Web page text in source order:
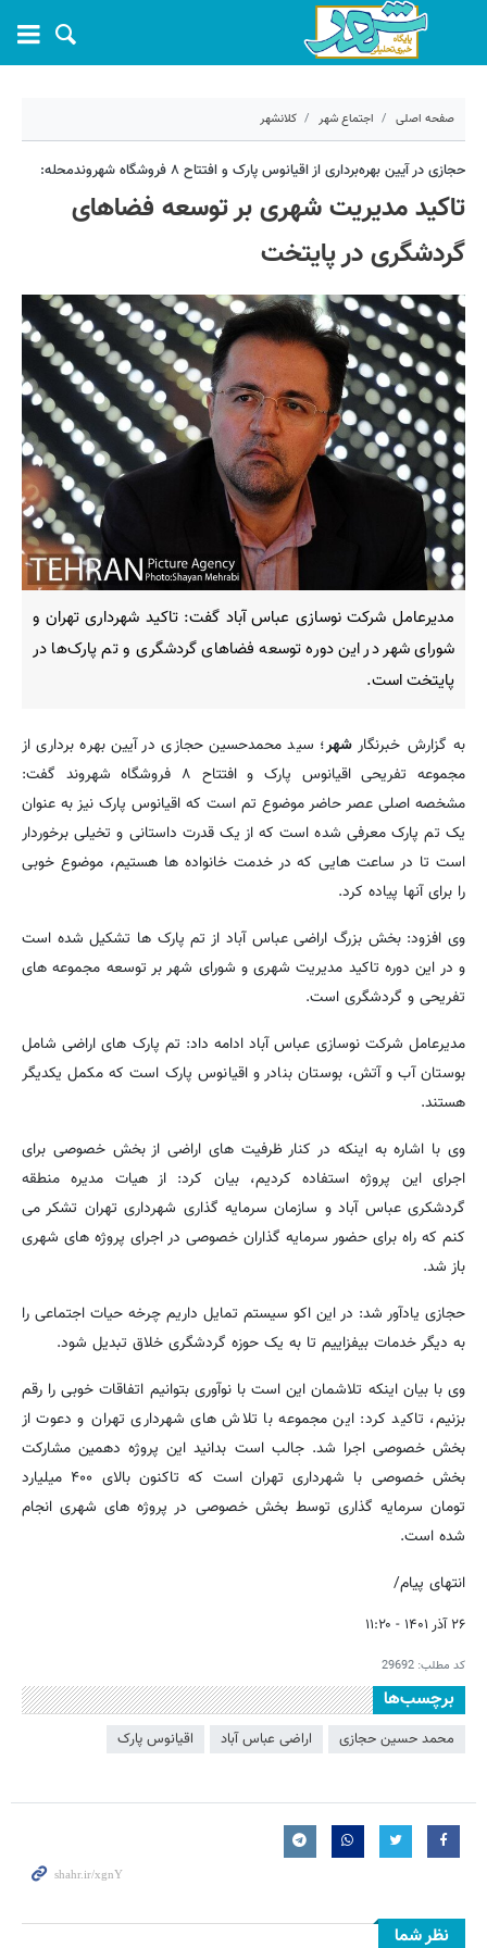
صفحه اصلی اجتماع شهر کلانشهر
۲۶ آذر ۱۴۰۱ - ۱۱:۲۰
کد مطلب:29692
حجازی در آیین بهره‌برداری از اقیانوس پارک و افتتاح ۸ فروشگاه شهروندمحله:
تاکید مدیریت شهری بر توسعه فضاهای
گردشگری در پایتخت
مدیرعامل شرکت نوسازی عباس آباد گفت: تاکید شهرداری تهران و
شورای شهر در این دوره توسعه فضاهای گردشگری و تم پارک‌ها در
پایتخت است.
به گزارش خبرنگارشهر؛ سید محمدحسین حجازی در آیین بهره برداری از
مجموعه تفریحی اقیانوس پارک و افتتاح ۸ فروشگاه شهروند گفت:
مشخصه اصلی عصر حاضر موضوع تم است که اقیانوس پارک نیز به عنوان
یک تم پارک معرفی شده است که از یک قدرت داستانی و تخیلی برخوردار
است تا در ساعت هایی که در خدمت خانواده ها هستیم، موضوع خوبی
را برای آنها پیاده کرد.
وی افزود: بخش بزرگ اراضی عباس آباد از تم پارک ها تشکیل شده است
و در این دوره تاکید مدیریت شهری و شورای شهر بر توسعه مجموعه های
تفریحی و گردشگری است.
مدیرعامل شرکت نوسازی عباس آباد ادامه داد: تم پارک های اراضی شامل
بوستان آب و آتش، بوستان بنادر و اقیانوس پارک است که مکمل یکدیگر
هستند.
وی با اشاره به اینکه در کنار ظرفیت های اراضی از بخش خصوصی برای
اجرای این پروژه استفاده کردیم، بیان کرد: از هیات مدیره منطقه
گردشکری عباس آباد و سازمان سرمایه گذاری شهرداری تهران تشکر می
کنم که راه برای حضور سرمایه گذاران خصوصی در اجرای پروژه های شهری
باز شد.
حجازی یادآور شد: در این اکو سیستم تمایل داریم چرخه حیات اجتماعی را
به دیگر خدمات بیفزاییم تا به یک حوزه گردشگری خلاق تبدیل شود.
وی با بیان اینکه تلاشمان این است با نوآوری بتوانیم اتفاقات خوبی را رقم
بزنیم، تاکید کرد: این مجموعه با تلاش های شهرداری تهران و دعوت از
بخش خصوصی اجرا شد. جالب است بدانید این پروژه دهمین مشارکت
بخش خصوصی با شهرداری تهران است که تاکنون بالای ۴۰۰ میلیارد
تومان سرمایه گذاری توسط بخش خصوصی در پروژه های شهری انجام
شده است.
انتهای پیام/
۲۶ آذر ۱۴۰۱ - ۱۱:۲۰
کد مطلب: 29692
برچسب‌ها
محمد حسین حجازی اراضی عباس آباد اقیانوس پارک
نظر شما